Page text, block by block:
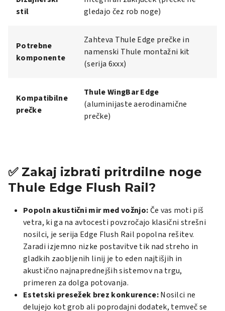
stil
gledajo čez rob noge)
Potrebne
komponente
Zahteva Thule Edge prečke in
namenski Thule montažni kit
(serija 6xxx)
Kompatibilne
prečke
Thule WingBar Edge
(aluminijaste aerodinamične
prečke)
✅ Zakaj izbrati pritrdilne noge
Thule Edge Flush Rail?
Popoln akustični mir med vožnjo:Če vas moti piš
vetra, ki ga na avtocesti povzročajo klasični strešni
nosilci, je serija Edge Flush Rail popolna rešitev.
Zaradi izjemno nizke postavitve tik nad streho in
gladkih zaobljenih linij je to eden najtišjih in
akustično najnaprednejših sistemov na trgu,
primeren za dolga potovanja.
Estetski presežek brez konkurence:Nosilci ne
delujejo kot grob ali poprodajni dodatek, temveč se